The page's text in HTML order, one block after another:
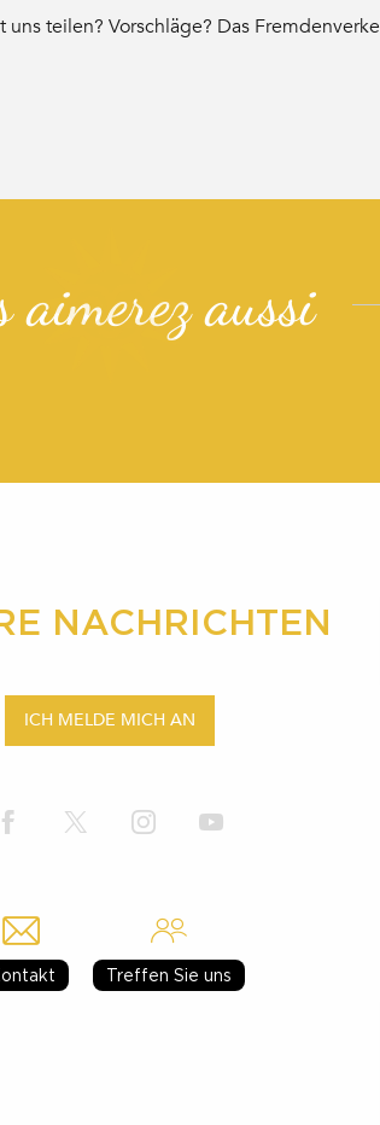
teilen? Vorschläge? Das
aimerez aussi
NACHRICHTEN
ICH MELDE MICH AN
Treffen Sie uns